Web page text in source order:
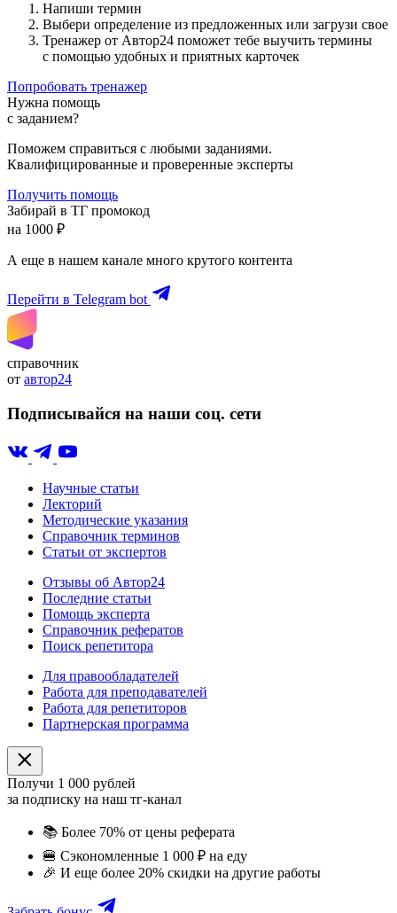
Напиши термин
Выбери определение из предложенных или загрузи свое
Тренажер от Автор24 поможет тебе выучить термины
с помощью удобных и приятных карточек
Попробовать тренажер
Нужна помощь
с заданием?
Поможем справиться с любыми заданиями.
Квалифицированные и проверенные эксперты
Получить помощь
Забирай в ТГ промокод
на 1000 ₽
А еще в нашем канале много крутого контента
Перейти в Telegram bot
справочник
от автор24
Подписывайся на наши соц. сети
Научные статьи
Лекторий
Методические указания
Справочник терминов
Статьи от экспертов
Отзывы об Автор24
Последние статьи
Помощь эксперта
Справочник рефератов
Поиск репетитора
Для правообладателей
Работа для преподавателей
Работа для репетиторов
Партнерская программа
Получи 1 000 рублей
за подписку на наш тг-канал
📚 Более 70% от цены реферата
🍔 Сэкономленные 1 000 ₽ на еду
🎉 И еще более 20% скидки на другие работы